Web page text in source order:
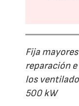
Fija
reparación
los
500 kW